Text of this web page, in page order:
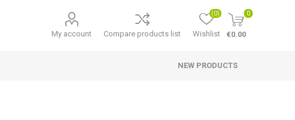
My account Compare products list Wishlist
(0) 0
€0.00
NEW PRODUCTS